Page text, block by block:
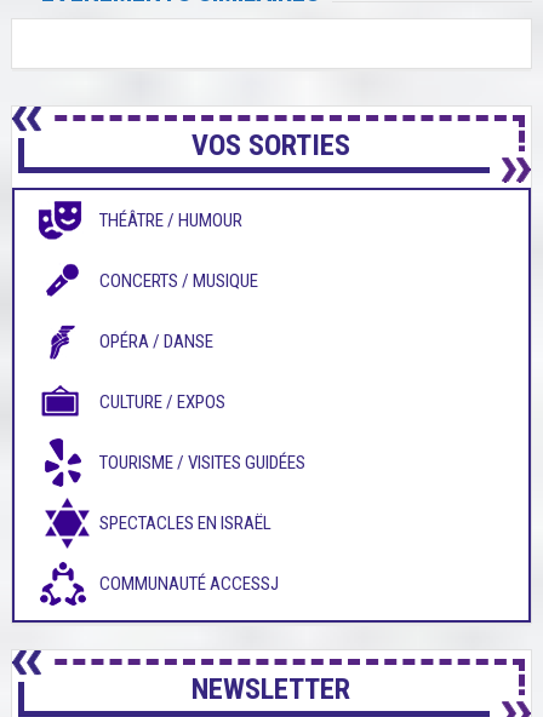
VOS SORTIES
THÉÂTRE / HUMOUR
CONCERTS / MUSIQUE
OPÉRA / DANSE
CULTURE / EXPOS
TOURISME / VISITES GUIDÉES
SPECTACLES EN ISRAËL
COMMUNAUTÉ ACCESSJ
NEWSLETTER